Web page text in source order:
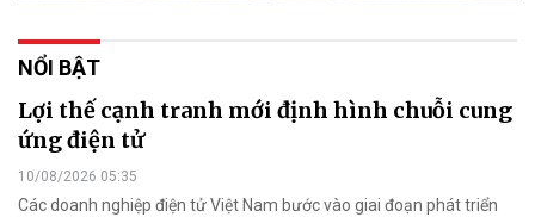
NỔI BẬT
Lợi thế cạnh tranh mới định hình chuỗi cung
ứng điện tử
10/08/2026 05:35
Các doanh nghiệp điện tử Việt Nam bước vào giai đoạn phát triển